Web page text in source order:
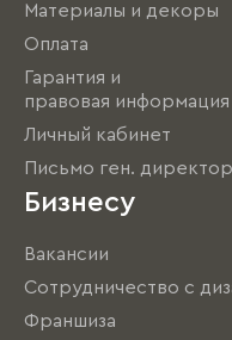
Материалы и декоры
Оплата
Гарантия и
правовая информация
Личный кабинет
Письмо ген.
Бизнесу
Вакансии
Сотрудничество с
Франшиза